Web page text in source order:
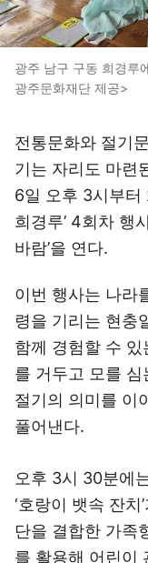
광주 남구 구동 희경루
광주문화재단 제공>
전통문화와 절기
기는 자리도 마련
6일 오후 3시부터
희경루’ 4회차 행
바람’을 연다.
이번 행사는 나라
령을 기리는 현충
함께 경험할 수
를 거두고 모를
절기의 의미를 이
풀어낸다.
오후 3시 30분에
‘호랑이 뱃속 잔
단을 결합한 가족
를 활용해 어린이